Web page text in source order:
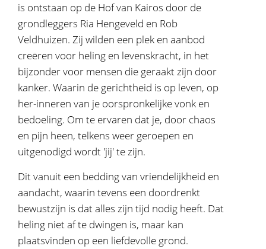
is ontstaan op de Hof van Kairos door de
grondleggers Ria Hengeveld en Rob
Veldhuizen. Zij wilden een plek en aanbod
creëren voor heling en levenskracht, in het
bijzonder voor mensen die geraakt zijn door
kanker. Waarin de gerichtheid is op leven, op
her-inneren van je oorspronkelijke vonk en
bedoeling. Om te ervaren dat je, door chaos
en pijn heen, telkens weer geroepen en
uitgenodigd wordt 'jij' te zijn.
Dit vanuit een bedding van vriendelijkheid en
aandacht, waarin tevens een doordrenkt
bewustzijn is dat alles zijn tijd nodig heeft. Dat
heling niet af te dwingen is, maar kan
plaatsvinden op een liefdevolle grond.